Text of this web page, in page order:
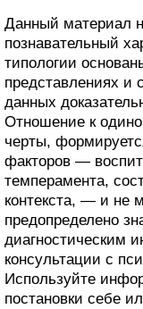
Данный материал
познавательный
типологии
представлениях и
данных
Отношение к
черты,
факторов —
темперамента,
контекста, — и не
предопределено
диагностическим
консультации с
Используйте
постановки себе